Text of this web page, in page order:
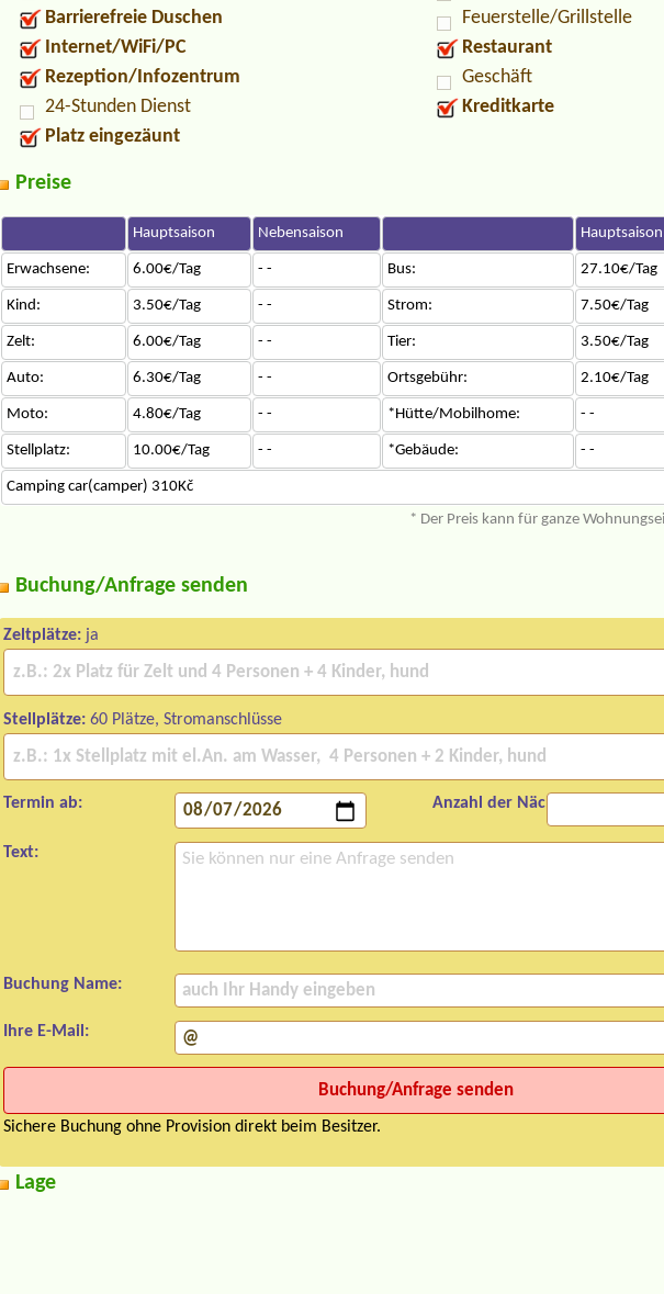
Barrierefreie Duschen
Internet/WiFi/PC
Rezeption/Infozentrum
24-Stunden Dienst
Platz eingezäunt
Feuerstelle/Grillstelle
Restaurant
Geschäft
Kreditkarte
Preise
Hauptsaison Nebensaison Hauptsaison
Erwachsene: 6.00€/Tag - - Bus: 27.10€/Tag
Kind: 3.50€/Tag - - Strom: 7.50€/Tag
Zelt: 6.00€/Tag - - Tier: 3.50€/Tag
Auto: 6.30€/Tag - - Ortsgebühr: 2.10€/Tag
Moto: 4.80€/Tag - - *Hütte/Mobilhome: - -
Stellplatz: 10.00€/Tag - - *Gebäude: - -
Camping car(camper) 310Kč
* Der Preis kann für ganze
Buchung/Anfrage senden
Zeltplätze: ja
Stellplätze: 60 Plätze, Stromanschlüsse
Termin ab: Anzahl der Nächte:
Text:
Buchung Name:
Ihre E-Mail:
Sichere Buchung ohne Provision direkt beim Besitzer.
Lage